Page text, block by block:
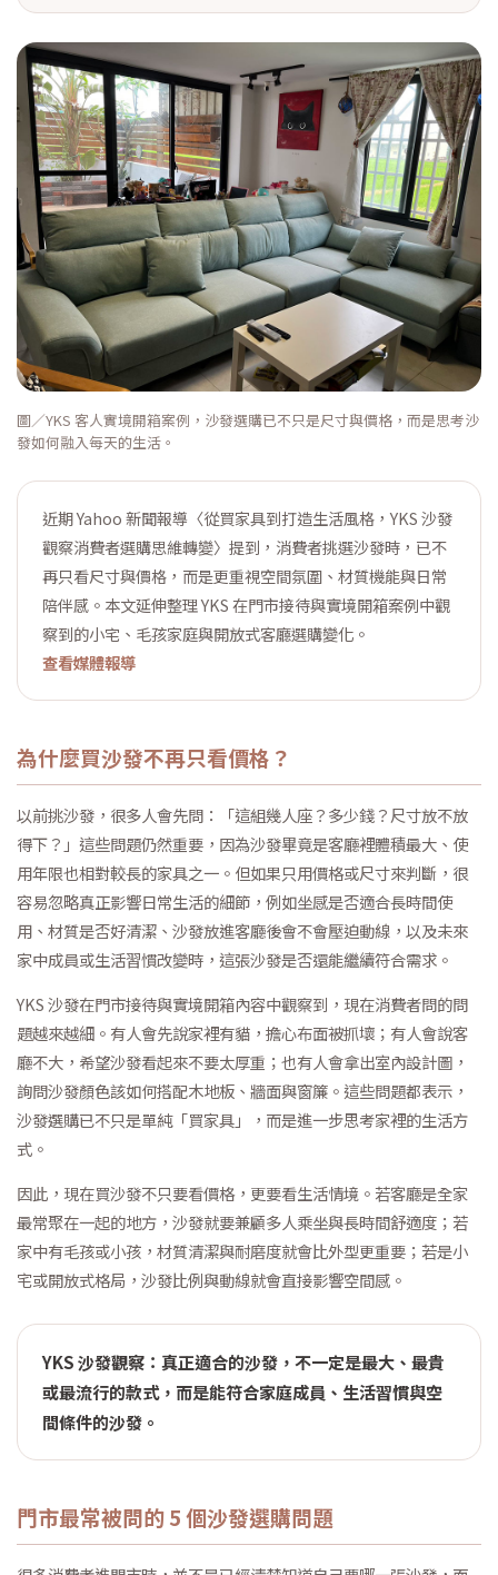
圖／YKS 客人實境開箱案例，沙發選購已不只是尺寸與價格，而是思考沙
發如何融入每天的生活。
近期 Yahoo 新聞報導〈從買家具到打造生活風格，YKS 沙發
觀察消費者選購思維轉變〉提到，消費者挑選沙發時，已不
再只看尺寸與價格，而是更重視空間氛圍、材質機能與日常
陪伴感。本文延伸整理 YKS 在門市接待與實境開箱案例中觀
察到的小宅、毛孩家庭與開放式客廳選購變化。
查看媒體報導
為什麼買沙發不再只看價格？
以前挑沙發，很多人會先問：「這組幾人座？多少錢？尺寸放不放
得下？」這些問題仍然重要，因為沙發畢竟是客廳裡體積最大、使
用年限也相對較長的家具之一。但如果只用價格或尺寸來判斷，很
容易忽略真正影響日常生活的細節，例如坐感是否適合長時間使
用、材質是否好清潔、沙發放進客廳後會不會壓迫動線，以及未來
家中成員或生活習慣改變時，這張沙發是否還能繼續符合需求。
YKS 沙發在門市接待與實境開箱內容中觀察到，現在消費者問的問
題越來越細。有人會先說家裡有貓，擔心布面被抓壞；有人會說客
廳不大，希望沙發看起來不要太厚重；也有人會拿出室內設計圖，
詢問沙發顏色該如何搭配木地板、牆面與窗簾。這些問題都表示，
沙發選購已不只是單純「買家具」，而是進一步思考家裡的生活方
式。
因此，現在買沙發不只要看價格，更要看生活情境。若客廳是全家
最常聚在一起的地方，沙發就要兼顧多人乘坐與長時間舒適度；若
家中有毛孩或小孩，材質清潔與耐磨度就會比外型更重要；若是小
宅或開放式格局，沙發比例與動線就會直接影響空間感。
YKS 沙發觀察：真正適合的沙發，不一定是最大、最貴
或最流行的款式，而是能符合家庭成員、生活習慣與空
間條件的沙發。
門市最常被問的 5 個沙發選購問題